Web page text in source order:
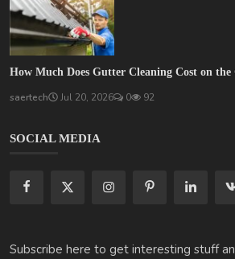
How Much Does Gutter Cleaning Cost on the
saertech Jul 20, 2026 0 92
SOCIAL MEDIA
Subscribe here to get interesting stuff